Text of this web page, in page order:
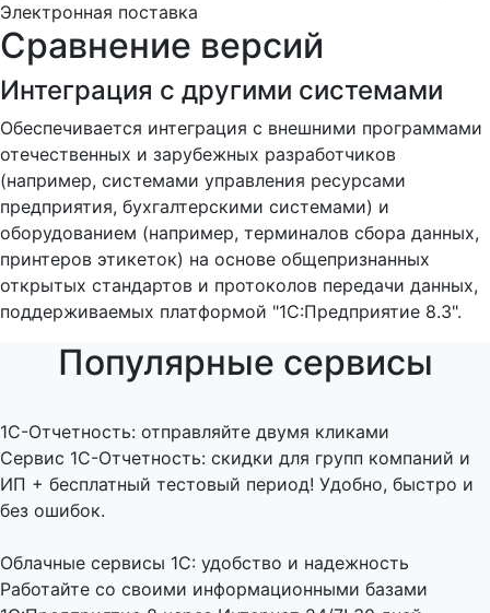
Электронная поставка
Сравнение версий
Интеграция с другими системами
Обеспечивается интеграция с внешними программами
отечественных и зарубежных разработчиков
(например, системами управления ресурсами
предприятия, бухгалтерскими системами) и
оборудованием (например, терминалов сбора данных,
принтеров этикеток) на основе общепризнанных
открытых стандартов и протоколов передачи данных,
поддерживаемых платформой "1С:Предприятие 8.3".
Популярные сервисы
1C-Отчетность: отправляйте двумя кликами
Сервис 1С-Отчетность: скидки для групп компаний и
ИП + бесплатный тестовый период! Удобно, быстро и
без ошибок.
Облачные сервисы 1С: удобство и надежность
Работайте со своими информационными базами